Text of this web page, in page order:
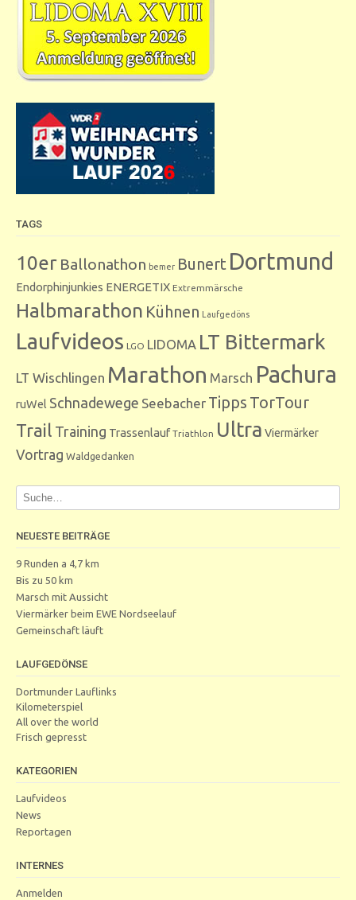
TAGS
10er Ballonathon bemer Bunert Dortmund
Endorphinjunkies ENERGETIX Extremmärsche
Halbmarathon Kühnen Laufgedöns
Laufvideos LGO LIDOMA LT Bittermark
LT Wischlingen Marathon Marsch Pachura
ruWel Schnadewege Seebacher Tipps TorTour
Trail Training Trassenlauf Triathlon Ultra Viermärker
Vortrag Waldgedanken
NEUESTE BEITRÄGE
9 Runden a 4,7 km
Bis zu 50 km
Marsch mit Aussicht
Viermärker beim EWE Nordseelauf
Gemeinschaft läuft
LAUFGEDÖNSE
Dortmunder Lauflinks
Kilometerspiel
All over the world
Frisch gepresst
KATEGORIEN
Laufvideos
News
Reportagen
INTERNES
Anmelden